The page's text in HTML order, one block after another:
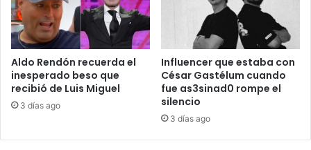
Aldo Rendón recuerda el
inesperado beso que
recibió de Luis Miguel
3 días ago
Influencer que estaba con
César Gastélum cuando
fue as3sinad0 rompe el
silencio
3 días ago